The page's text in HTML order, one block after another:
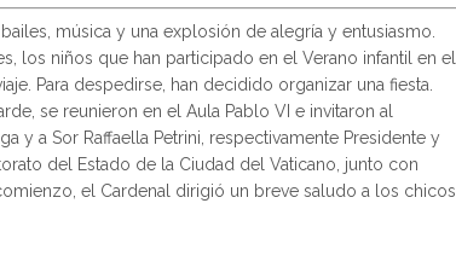
música y una explosión de alegría y entusiasmo.
los niños que han participado en el Verano infantil en el
Para despedirse, han decidido organizar una fiesta.
se reunieron en el Aula Pablo VI e invitaron al
y a Sor Raffaella Petrini, respectivamente Presidente y
del Estado de la Ciudad del Vaticano, junto con
el Cardenal dirigió un breve saludo a los chicos